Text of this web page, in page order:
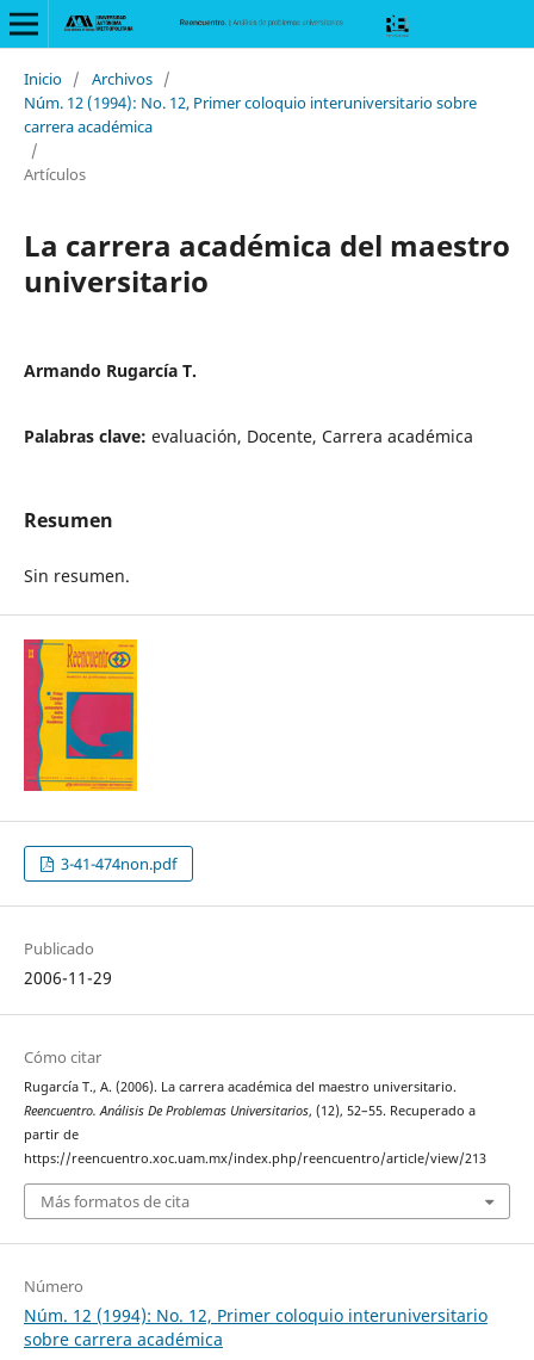
Inicio / Archivos /
Núm. 12 (1994): No. 12, Primer coloquio interuniversitario sobre
carrera académica
/
Artículos
La carrera académica del maestro
universitario
Armando Rugarcía T.
Palabras clave: evaluación, Docente, Carrera académica
Resumen
Sin resumen.
3-41-474non.pdf
Publicado
2006-11-29
Cómo citar
Rugarcía T., A. (2006). La carrera académica del maestro universitario.
Reencuentro. Análisis De Problemas Universitarios, (12), 52–55. Recuperado a
partir de
https://reencuentro.xoc.uam.mx/index.php/reencuentro/article/view/213
Más formatos de cita
Número
Núm. 12 (1994): No. 12, Primer coloquio interuniversitario
sobre carrera académica